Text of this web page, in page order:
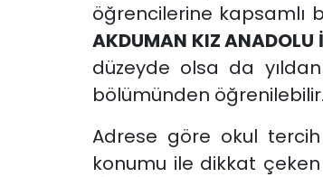
öğrencilerine kapsamlı
AKDUMAN KIZ ANADOLU
düzeyde olsa da
bölümünden öğrenilebilir.
Adrese göre okul
konumu ile dikkat çeken